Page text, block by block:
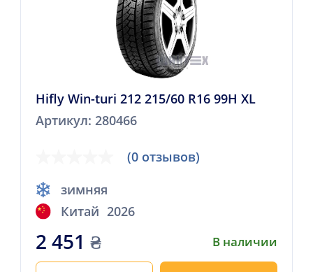
Hifly Win-turi 212 215/60 R16 99H XL
Артикул: 280466
(0 отзывов)
зимняя
Китай 2026
2 451 ₴ В наличии